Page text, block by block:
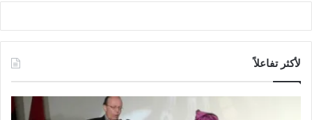
لأكثر تفاعلاً